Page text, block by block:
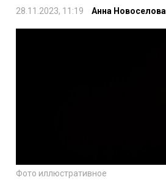
28.11.2023, 11:19 Анна Новоселова
Фото иллюстративное